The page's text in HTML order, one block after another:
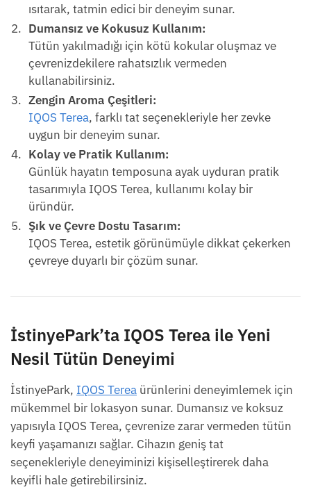
ısıtarak, tatmin edici bir deneyim sunar.
Dumansız ve Kokusuz Kullanım:
Tütün yakılmadığı için kötü kokular oluşmaz ve
çevrenizdekilere rahatsızlık vermeden
kullanabilirsiniz.
Zengin Aroma Çeşitleri:
IQOS Terea, farklı tat seçenekleriyle her zevke
uygun bir deneyim sunar.
Kolay ve Pratik Kullanım:
Günlük hayatın temposuna ayak uyduran pratik
tasarımıyla IQOS Terea, kullanımı kolay bir
üründür.
Şık ve Çevre Dostu Tasarım:
IQOS Terea, estetik görünümüyle dikkat çekerken
çevreye duyarlı bir çözüm sunar.
İstinyePark’ta IQOS Terea ile Yeni
Nesil Tütün Deneyimi
İstinyePark, IQOS Terea ürünlerini deneyimlemek için
mükemmel bir lokasyon sunar. Dumansız ve koksuz
yapısıyla IQOS Terea, çevrenize zarar vermeden tütün
keyfi yaşamanızı sağlar. Cihazın geniş tat
seçenekleriyle deneyiminizi kişiselleştirerek daha
keyifli hale getirebilirsiniz.